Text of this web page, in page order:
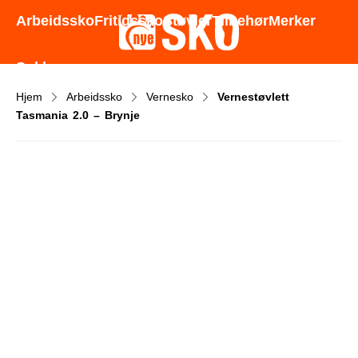
Godt utvalg - Gode priser - Rask levering
ArbeidsskoFritidsskoStøvlerTilbehørMerker
Sokker
Hjem Arbeidssko Vernesko
Vernestøvlett
Tasmania 2.0 – Brynje